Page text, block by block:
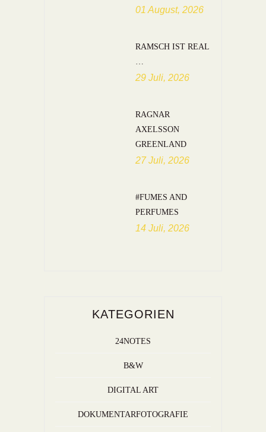
01 August, 2026
RAMSCH IST REAL
29 Juli, 2026
RAGNAR
AXELSSON
GREENLAND
27 Juli, 2026
#FUMES AND
PERFUMES
14 Juli, 2026
KATEGORIEN
24NOTES
B&W
DIGITAL ART
DOKUMENTARFOTOGRAFIE